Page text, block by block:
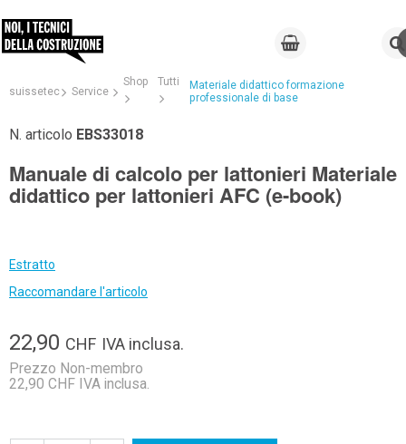
suissetec Service
Shop Tutti
Materiale didattico formazione
professionale di base
N. articolo EBS33018
Manuale di calcolo per lattonieri Materiale
didattico per lattonieri AFC (e-book)
Estratto
Raccomandare l'articolo
22,90 CHF IVA inclusa.
Prezzo Non-membro
22,90 CHF IVA inclusa.